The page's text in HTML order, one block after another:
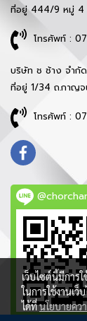
ที่อยู่ 444/9 หมู่ 4
โทรศัพท์ :
บริษัท ช ช้าง จำกั
ที่อยู่ 1/34 ถ.กาญจ
โทรศัพท์ :
เว็บไซต์นี้มีการ
ในการใช้งานเ
ได้ที่นโยบายคว